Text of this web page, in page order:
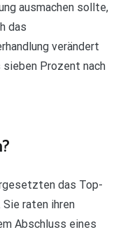
ausmachen sollte,
das
verändert
Prozent nach
das Top-
raten ihren
Abschluss eines